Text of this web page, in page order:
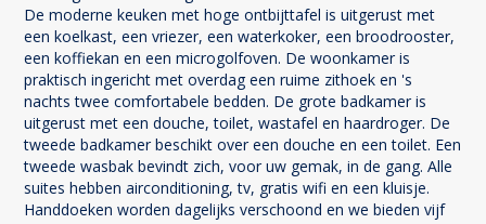
De moderne keuken met hoge ontbijttafel is uitgerust met
een koelkast, een vriezer, een waterkoker, een broodrooster,
een koffiekan en een microgolfoven. De woonkamer is
praktisch ingericht met overdag een ruime zithoek en 's
nachts twee comfortabele bedden. De grote badkamer is
uitgerust met een douche, toilet, wastafel en haardroger. De
tweede badkamer beschikt over een douche en een toilet. Een
tweede wasbak bevindt zich, voor uw gemak, in de gang. Alle
suites hebben airconditioning, tv, gratis wifi en een kluisje.
Handdoeken worden dagelijks verschoond en we bieden vijf